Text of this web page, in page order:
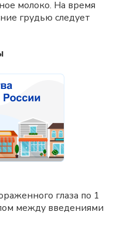
молоко. На время
грудью следует
глаза по 1
между введениями